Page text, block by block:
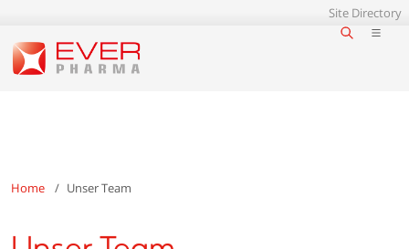
Site Directory
Home Unser Team